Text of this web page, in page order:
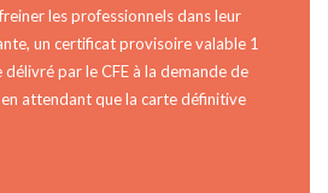
les professionnels dans leur
un certificat provisoire valable 1
par le CFE à la demande de
en attendant que la carte définitive